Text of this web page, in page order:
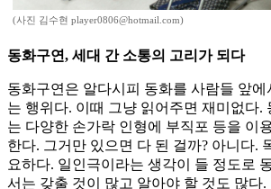
(사진 김수현 player0806@hotmail.com)
동화구연, 세대 간 소통의 고리가 되다
동화구연은 알다시피 동화를 사람들 앞
는 행위다. 이때 그냥 읽어주면 재미없다.
는 다양한 손가락 인형에 부직포 등을 이
한다. 그거만 있으면 다 된 걸까? 아니다.
요하다. 일인극이라는 생각이 들 정도로
서는 갖출 것이 많고 알아야 할 것도 많다